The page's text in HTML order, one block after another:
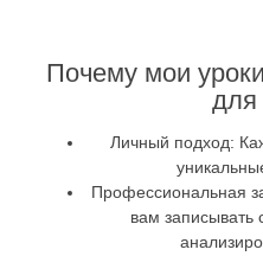
Почему мои
для
Личный подход:
Профессиональная
вам записывать